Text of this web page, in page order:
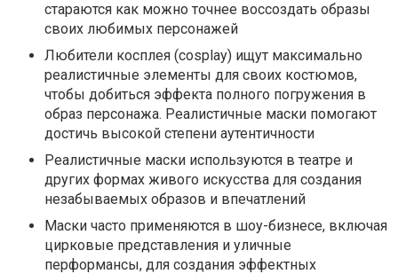
стараются как можно точнее воссоздать образы
своих любимых персонажей
Любители косплея (cosplay) ищут максимально
реалистичные элементы для своих костюмов,
чтобы добиться эффекта полного погружения в
образ персонажа. Реалистичные маски помогают
достичь высокой степени аутентичности
Реалистичные маски используются в театре и
других формах живого искусства для создания
незабываемых образов и впечатлений
Маски часто применяются в шоу-бизнесе, включая
цирковые представления и уличные
перформансы, для создания эффектных